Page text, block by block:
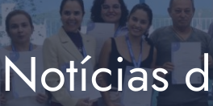
Notícias